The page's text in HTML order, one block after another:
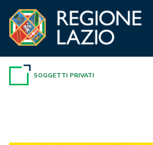
contenuto
SOGGETTI PRIVATI